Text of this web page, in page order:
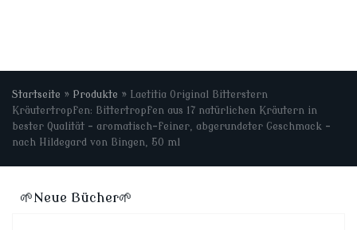
Startseite » Produkte » Laetitia Original Bitterstern
Kräutertropfen: Bittertropfen aus 17 natürlichen Kräutern in
bester Qualität – aromatisch-feiner, abgerundeter Geschmack –
nach Hildegard von Bingen, 50 ml
🌱Neue Bücher🌱